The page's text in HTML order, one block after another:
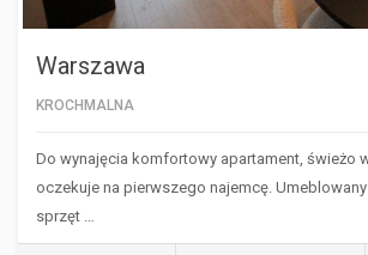
Warszawa
KROCHMALNA
Do wynajęcia komfortowy apartament, świeżo
oczekuje na pierwszego najemcę.
sprzęt …